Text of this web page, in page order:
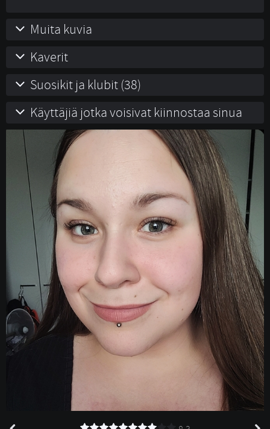
Muita kuvia
Kaverit
Suosikit ja klubit (38)
Käyttäjiä jotka voisivat kiinnostaa sinua